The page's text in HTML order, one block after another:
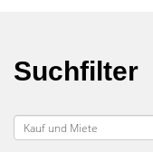
Suchfilter